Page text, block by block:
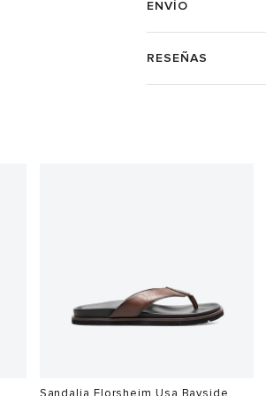
ENVÍO
RESEÑAS
Sandalia Florsheim Usa Bayside